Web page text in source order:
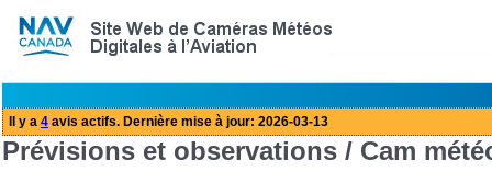
Prévisions et observations / Cam